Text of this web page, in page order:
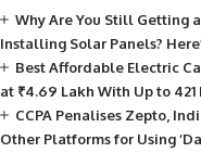
Why Are You Still Getting
Installing Solar Panels?
Best Affordable Electric
at ₹4.69 Lakh With Up to 421
CCPA Penalises Zepto,
Other Platforms for Using